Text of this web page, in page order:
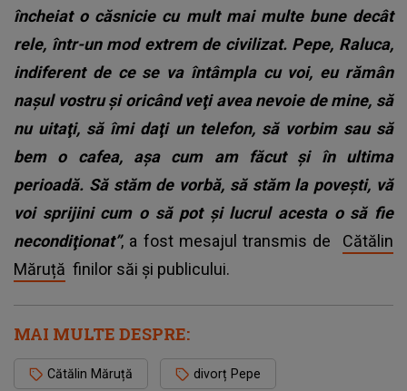
încheiat o căsnicie cu mult mai multe bune decât
rele, într-un mod extrem de civilizat. Pepe, Raluca,
indiferent de ce se va întâmpla cu voi, eu rămân
naşul vostru şi oricând veţi avea nevoie de mine, să
nu uitaţi, să îmi daţi un telefon, să vorbim sau să
bem o cafea, aşa cum am făcut şi în ultima
perioadă. Să stăm de vorbă, să stăm la povești, vă
voi sprijini cum o să pot şi lucrul acesta o să fie
necondiţionat”, a fost mesajul transmis de Cătălin
Măruță finilor săi și publicului.
MAI MULTE DESPRE:
Cătălin Măruță divorț Pepe